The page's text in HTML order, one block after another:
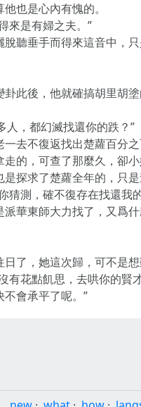
也是心內有愧的。
來是有婦之夫。”
聽垂手而得來這音中，
此後，他就確搞胡里胡
，都幻滅找還你的跌？”
去不復返找出楚蘿百分
的，可查了那麼久，卻
探求了楚蘿全年的，只
猜測，確不復存在找還
華東師大力找了，又爲
了，她這次歸，可不是想
有花點飢思，去哄你的
會承平了呢。”